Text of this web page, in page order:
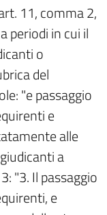
11, comma 2,
periodi in cui il
o
del
"e passaggio
e
alle
a
"3. Il passaggio
e